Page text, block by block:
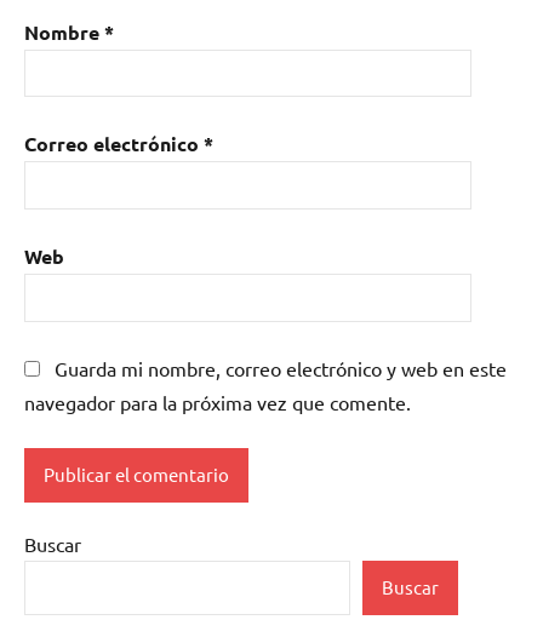
Nombre*
Correo electrónico *
Web
Guarda mi nombre, correo electrónico y web en este
navegador para la próxima vez que comente.
Buscar
Buscar